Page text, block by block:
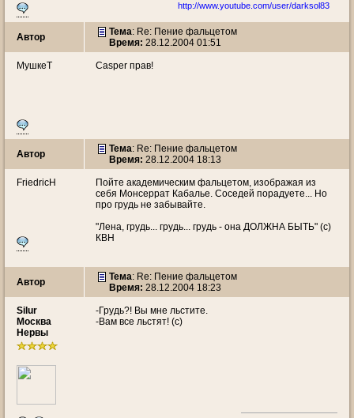
http://www.youtube.com/user/darksol83
Автор Тема: Re: Пение фальцетом
Время: 28.12.2004 01:51
МушкеТ Casper прав!
Автор Тема: Re: Пение фальцетом
Время: 28.12.2004 18:13
FriedricH
Пойте академическим фальцетом, изображая из
себя Монсеррат Кабалье. Соседей порадуете... Но
про грудь не забывайте.
"Лена, грудь... грудь... грудь - она ДОЛЖНА БЫТЬ" (с)
КВН
Автор Тема: Re: Пение фальцетом
Время: 28.12.2004 18:23
Silur
Москва
Нервы
-Грудь?! Вы мне льстите.
-Вам все льстят! (с)